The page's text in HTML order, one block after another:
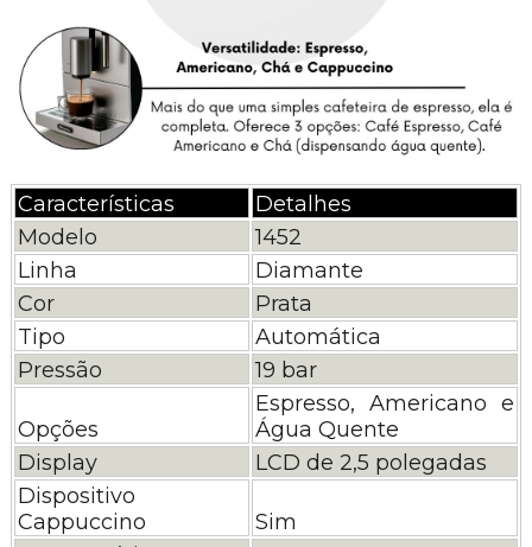
Características
Detalhes
Modelo
1452
Linha
Diamante
Cor
Prata
Tipo
Automática
Pressão
19 bar
Opções
Espresso, Americano e
Água Quente
Display
LCD de 2,5 polegadas
Dispositivo
Cappuccino
Sim